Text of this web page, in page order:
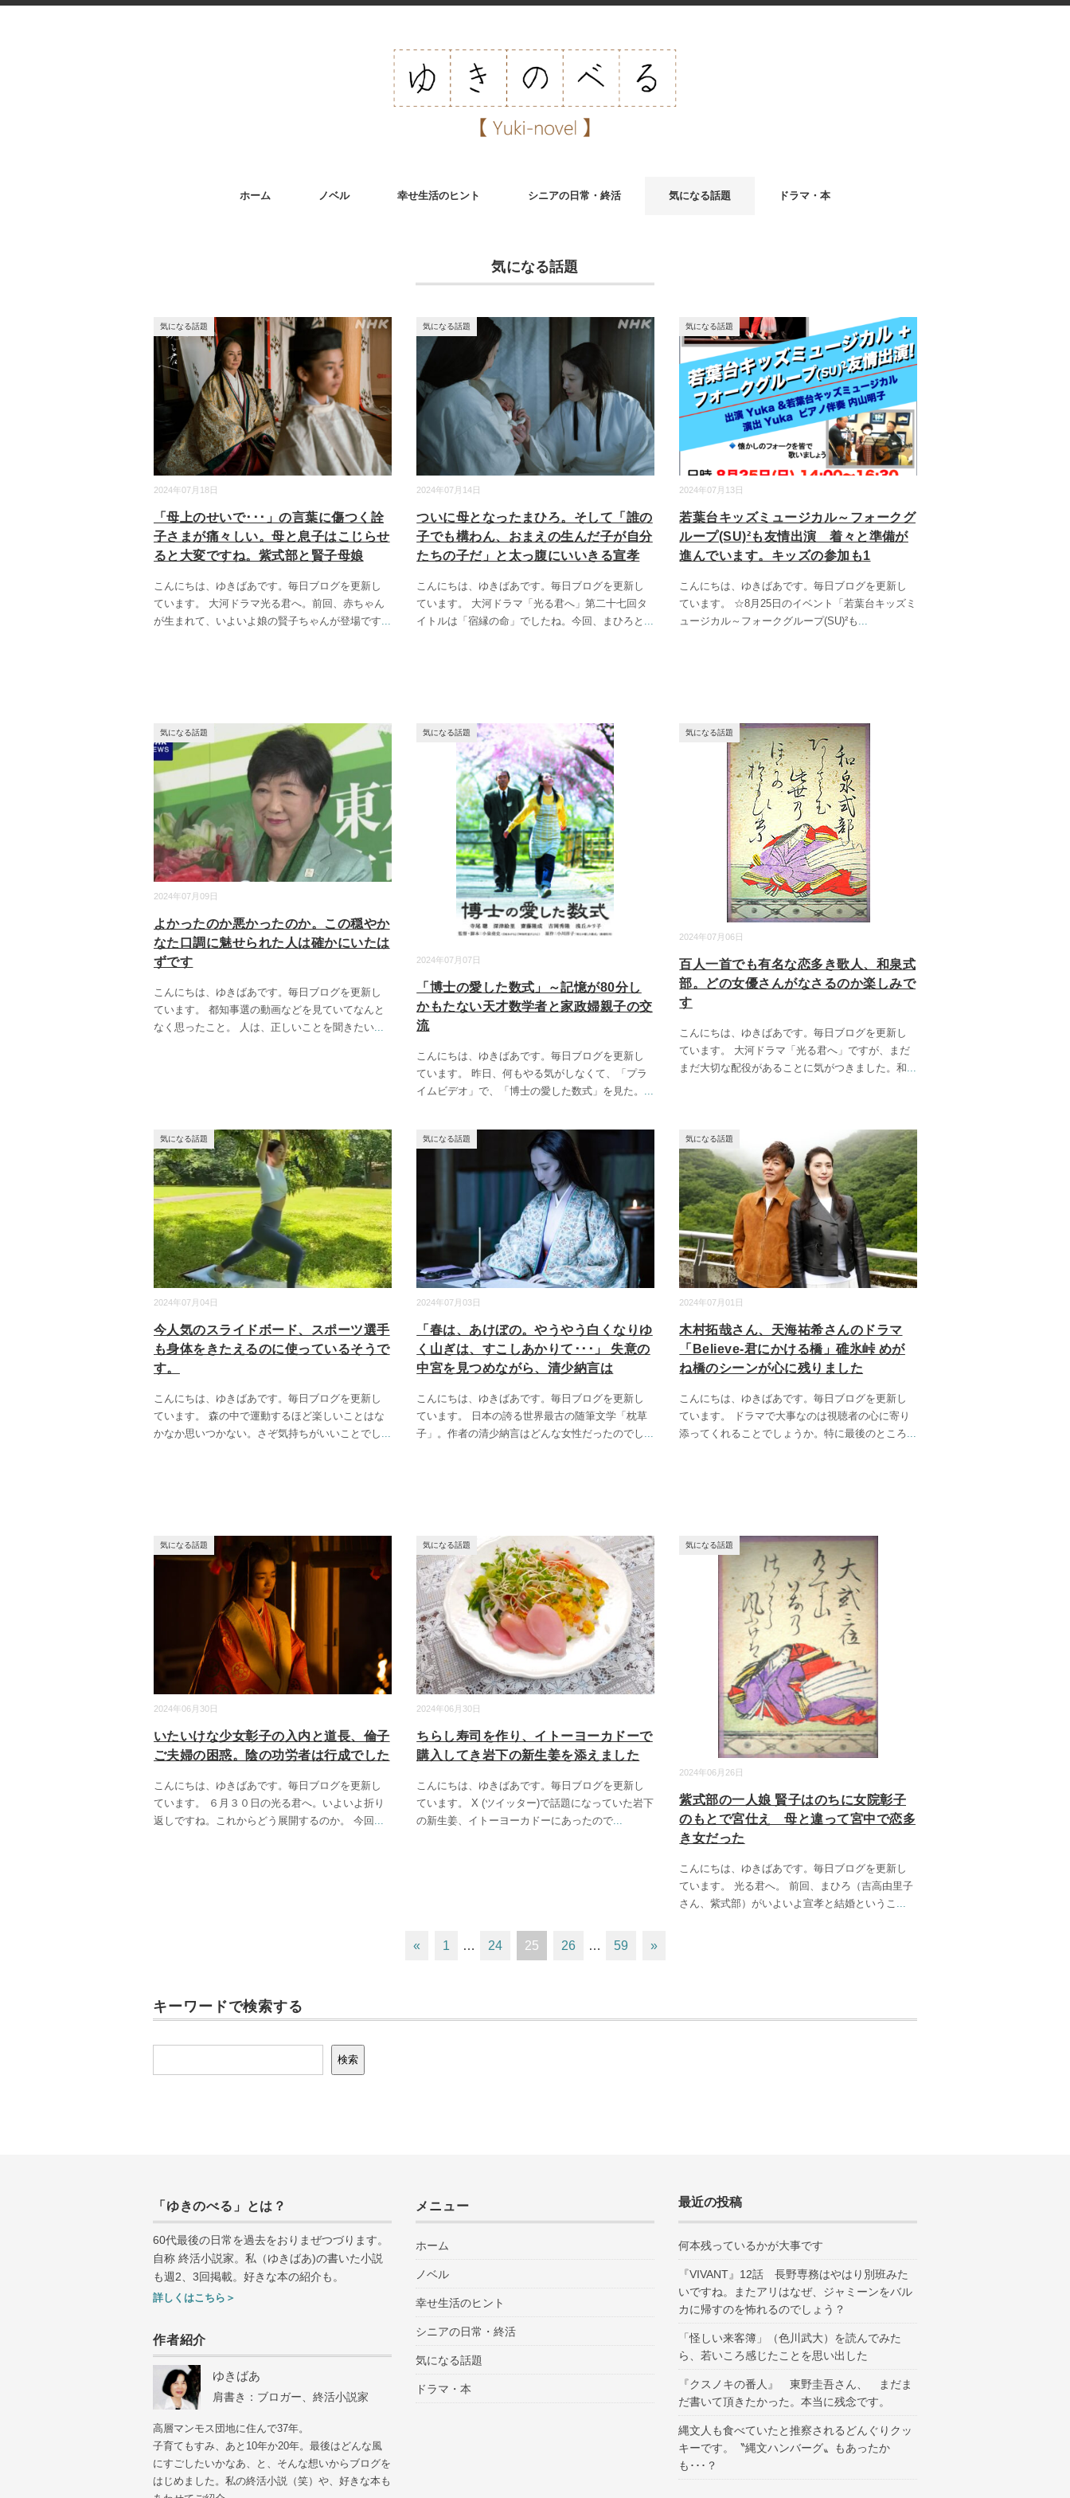
ホーム ノベル 幸せ生活のヒント シニアの日常・終活 気になる話題 ドラマ・本
気になる話題
2024年07月18日
気になる話題
「母上のせいで･･･」の言葉に傷つく詮
子さまが痛々しい。母と息子はこじらせ
ると大変ですね。紫式部と賢子母娘
こんにちは、ゆきばあです。毎日ブログを更新し
ています。 大河ドラマ光る君へ。前回、赤ちゃん
が生まれて、いよいよ娘の賢子ちゃんが登場です...
2024年07月14日
気になる話題
ついに母となったまひろ。そして「誰の
子でも構わん、おまえの生んだ子が自分
たちの子だ」と太っ腹にいいきる宣孝
こんにちは、ゆきばあです。毎日ブログを更新し
ています。 大河ドラマ「光る君へ」第二十七回タ
イトルは「宿縁の命」でしたね。今回、まひろと ...
2024年07月13日
気になる話題
若葉台キッズミュージカル～フォークグ
ループ(SU)²も友情出演 着々と準備が
進んでいます。キッズの参加も1
こんにちは、ゆきばあです。毎日ブログを更新し
ています。 ☆8月25日のイベント「若葉台キッズミ
ュージカル～フォークグループ(SU)²も ...
2024年07月09日
気になる話題
よかったのか悪かったのか。この穏やか
なた口調に魅せられた人は確かにいたは
ずです
こんにちは、ゆきばあです。毎日ブログを更新し
ています。 都知事選の動画などを見ていてなんと
なく思ったこと。 人は、正しいことを聞きたい...
2024年07月07日
気になる話題
「博士の愛した数式」～記憶が80分し
かもたない天才数学者と家政婦親子の交
流
こんにちは、ゆきばあです。毎日ブログを更新し
ています。 昨日、何もやる気がしなくて、「プラ
イムビデオ」で、「博士の愛した数式」を見た。
2024年07月06日
気になる話題
百人一首でも有名な恋多き歌人、和泉式
部。どの女優さんがなさるのか楽しみで
す
こんにちは、ゆきばあです。毎日ブログを更新し
ています。 大河ドラマ「光る君へ」ですが、まだ
まだ大切な配役があることに気がつきました。和...
2024年07月04日
気になる話題
今人気のスライドボード、スポーツ選手
も身体をきたえるのに使っているそうで
す。
こんにちは、ゆきばあです。毎日ブログを更新し
ています。 森の中で運動するほど楽しいことはな
かなか思いつかない。さぞ気持ちがいいことでし ...
2024年07月03日
気になる話題
「春は、あけぼの。やうやう白くなりゆ
く山ぎは、すこしあかりて･･･」 失意の
中宮を見つめながら、清少納言は
こんにちは、ゆきばあです。毎日ブログを更新し
ています。 日本の誇る世界最古の随筆文学「枕草
子」。作者の清少納言はどんな女性だったのでし ...
2024年07月01日
気になる話題
木村拓哉さん、天海祐希さんのドラマ
「Believe-君にかける橋」碓氷峠 めが
ね橋のシーンが心に残りました
こんにちは、ゆきばあです。毎日ブログを更新し
ています。 ドラマで大事なのは視聴者の心に寄り
添ってくれることでしょうか。特に最後のところ...
2024年06月30日
気になる話題
いたいけな少女彰子の入内と道長、倫子
ご夫婦の困惑。陰の功労者は行成でした
こんにちは、ゆきばあです。毎日ブログを更新し
ています。 ６月３０日の光る君へ。いよいよ折り
返しですね。これからどう展開するのか。 今回 ...
2024年06月30日
気になる話題
ちらし寿司を作り、イトーヨーカドーで
購入してき岩下の新生姜を添えました
こんにちは、ゆきばあです。毎日ブログを更新し
ています。 X (ツイッター)で話題になっていた岩下
の新生姜、イトーヨーカドーにあったので...
2024年06月26日
気になる話題
紫式部の一人娘 賢子はのちに女院彰子
のもとで宮仕え 母と違って宮中で恋多
き女だった
こんにちは、ゆきばあです。毎日ブログを更新し
ています。 光る君へ。 前回、まひろ（吉高由里子
さん、紫式部）がいよいよ宣孝と結婚というこ ...
« 1 … 24 25 26 … 59 »
キーワードで検索する
検索
「ゆきのべる」とは？
60代最後の日常を過去をおりまぜつづります。
自称 終活小説家。私（ゆきばあ)の書いた小説
も週 2 3回掲載。好きな本の紹介も。
詳しくはこちら＞
作者紹介
ゆきばあ
肩書き：ブロガー、終活小説家
高層マンモス団地に住んで37年。
子育てもすみ、あと10年か20年。最後はどんな風
にすごしたいかなあ、と、そんな想いからブログを
はじめました。私の終活小説（笑）や、好きな本も
メニュー
ホーム
ノベル
幸せ生活のヒント
シニアの日常・終活
気になる話題
ドラマ・本
最近の投稿
何本残っているかが大事です
『VIVANT』12話 長野専務はやはり別班みた
いですね。またアリはなぜ、ジャミーンをバル
カに帰すのを怖れるのでしょう？
「怪しい来客簿」（色川武大）を読んでみた
ら、若いころ感じたことを思い出した
『クスノキの番人』 東野圭吾さん、 まだま
だ書いて頂きたかった。本当に残念です。
縄文人も食べていたと推察されるどんぐりクッ
キーです。〝縄文ハンバーグ〟もあったか
も･･･？